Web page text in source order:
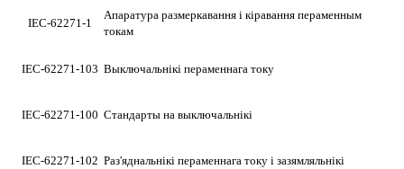
IEC-62271-1
Апаратура размеркавання і кіравання пераменным
токам
IEC-62271-103 Выключальнікі пераменнага току
IEC-62271-100 Стандарты на выключальнікі
IEC-62271-102 Раз'яднальнікі пераменнага току і зазямляльнікі